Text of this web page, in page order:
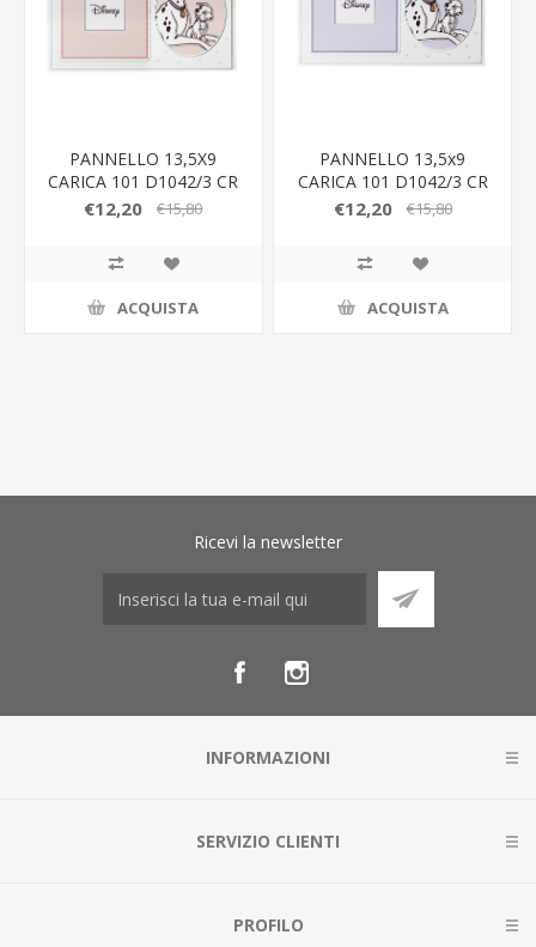
PANNELLO 13,5X9
CARICA 101 D1042/3 CR
RA
€12,20 €15,80
ACQUISTA
PANNELLO 13,5x9
CARICA 101 D1042/3 CR
C
€12,20 €15,80
ACQUISTA
Ricevi la newsletter
INFORMAZIONI
SERVIZIO CLIENTI
PROFILO